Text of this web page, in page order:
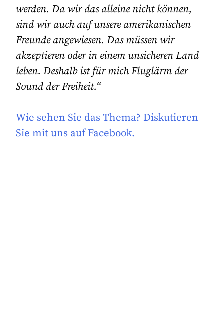
werden. Da wir das alleine nicht können,
sind wir auch auf unsere amerikanischen
Freunde angewiesen. Das müssen wir
akzeptieren oder in einem unsicheren Land
leben. Deshalb ist für mich Fluglärm der
Sound der Freiheit.“
Wie sehen Sie das Thema? Diskutieren
Sie mit uns auf Facebook.